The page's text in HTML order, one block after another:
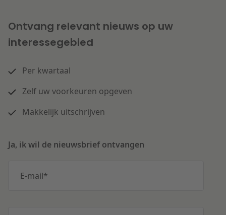
Ontvang relevant nieuws op uw
interessegebied
Per kwartaal
Zelf uw voorkeuren opgeven
Makkelijk uitschrijven
Ja, ik wil de nieuwsbrief ontvangen
E-mail*